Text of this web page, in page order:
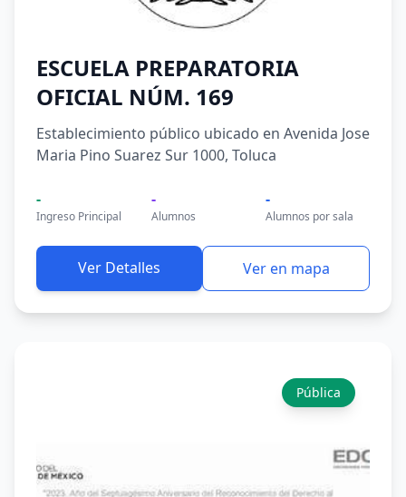
ESCUELA PREPARATORIA
OFICIAL NÚM. 169
Establecimiento público ubicado en Avenida Jose
Maria Pino Suarez Sur 1000, Toluca
-
Ingreso Principal
-
Alumnos
-
Alumnos por sala
Ver Detalles Ver en mapa
Pública